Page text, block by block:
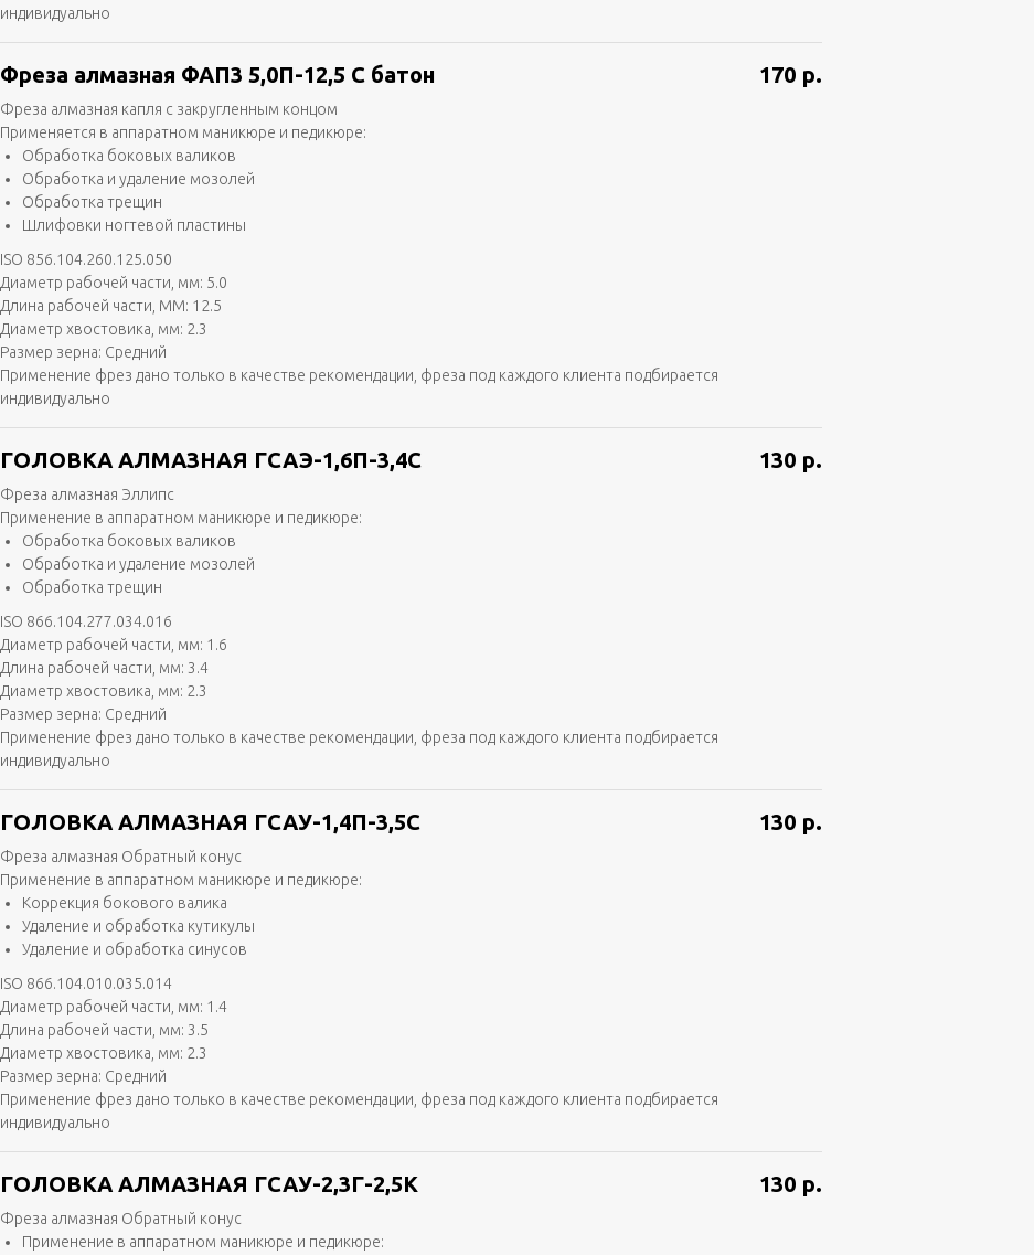
индивидуально
Фреза алмазная ФАП3 5,0П-12,5 С батон
Фреза алмазная капля с закругленным концом
Применяется в аппаратном маникюре и педикюре:
Обработка боковых валиков
Обработка и удаление мозолей
Обработка трещин
Шлифовки ногтевой пластины
ISO 856.104.260.125.050
Диаметр рабочей части, мм: 5.0
Длина рабочей части, ММ: 12.5
Диаметр хвостовика, мм: 2.3
Размер зерна: Средний
Применение фрез дано только в качестве рекомендации, фреза под каждого клиента подбирается
индивидуально
170 р.
ГОЛОВКА АЛМАЗНАЯ ГСАЭ-1,6П-3,4С
Фреза алмазная Эллипс
Применение в аппаратном маникюре и педикюре:
Обработка боковых валиков
Обработка и удаление мозолей
Обработка трещин
ISO 866.104.277.034.016
Диаметр рабочей части, мм: 1.6
Длина рабочей части, мм: 3.4
Диаметр хвостовика, мм: 2.3
Размер зерна: Средний
Применение фрез дано только в качестве рекомендации, фреза под каждого клиента подбирается
индивидуально
130 р.
ГОЛОВКА АЛМАЗНАЯ ГСАУ-1,4П-3,5С
Фреза алмазная Обратный конус
Применение в аппаратном маникюре и педикюре:
Коррекция бокового валика
Удаление и обработка кутикулы
Удаление и обработка синусов
ISO 866.104.010.035.014
Диаметр рабочей части, мм: 1.4
Длина рабочей части, мм: 3.5
Диаметр хвостовика, мм: 2.3
Размер зерна: Средний
Применение фрез дано только в качестве рекомендации, фреза под каждого клиента подбирается
индивидуально
130 р.
ГОЛОВКА АЛМАЗНАЯ ГСАУ-2,3Г-2,5К
Фреза алмазная Обратный конус
Применение в аппаратном маникюре и педикюре:
130 р.